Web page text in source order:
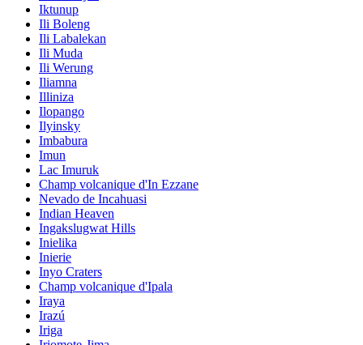
Iktunup
Ili Boleng
Ili Labalekan
Ili Muda
Ili Werung
Iliamna
Illiniza
Ilopango
Ilyinsky
Imbabura
Imun
Lac Imuruk
Champ volcanique d'In Ezzane
Nevado de Incahuasi
Indian Heaven
Ingakslugwat Hills
Inielika
Inierie
Inyo Craters
Champ volcanique d'Ipala
Iraya
Irazú
Iriga